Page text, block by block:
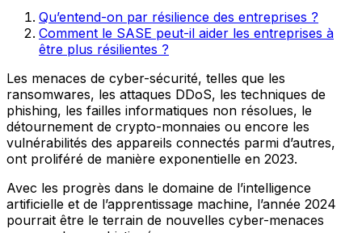
Qu’entend-on par résilience des entreprises ?
Comment le SASE peut-il aider les entreprises à
être plus résilientes ?
Les menaces de cyber-sécurité, telles que les
ransomwares, les attaques DDoS, les techniques de
phishing, les failles informatiques non résolues, le
détournement de crypto-monnaies ou encore les
vulnérabilités des appareils connectés parmi d’autres,
ont proliféré de manière exponentielle en 2023.
Avec les progrès dans le domaine de l’intelligence
artificielle et de l’apprentissage machine, l’année 2024
pourrait être le terrain de nouvelles cyber-menaces